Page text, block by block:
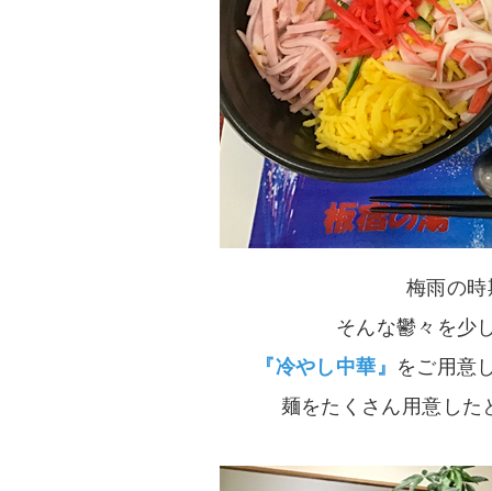
梅雨の
そんな鬱々を少
『冷やし中華』 をご用意
麺をたくさん用意し